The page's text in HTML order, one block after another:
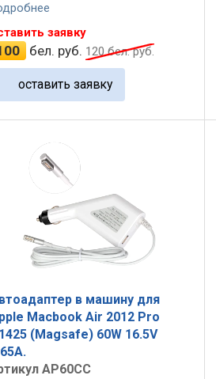
заявку
бел. руб. 120бел. руб.
оставить заявку
в машину для
Macbook Air 2012 Pro
(Magsafe) 60W 16.5V
AP60CC